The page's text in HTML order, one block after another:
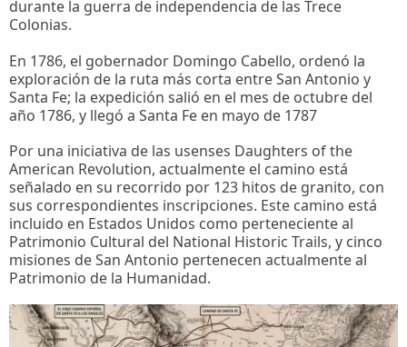
durante la guerra de independencia de las Trece
Colonias.
En 1786, el gobernador Domingo Cabello, ordenó la
exploración de la ruta más corta entre San Antonio y
Santa Fe; la expedición salió en el mes de octubre del
año 1786, y llegó a Santa Fe en mayo de 1787
Por una iniciativa de las usenses Daughters of the
American Revolution, actualmente el camino está
señalado en su recorrido por 123 hitos de granito, con
sus correspondientes inscripciones. Este camino está
incluido en Estados Unidos como perteneciente al
Patrimonio Cultural del National Historic Trails, y cinco
misiones de San Antonio pertenecen actualmente al
Patrimonio de la Humanidad.